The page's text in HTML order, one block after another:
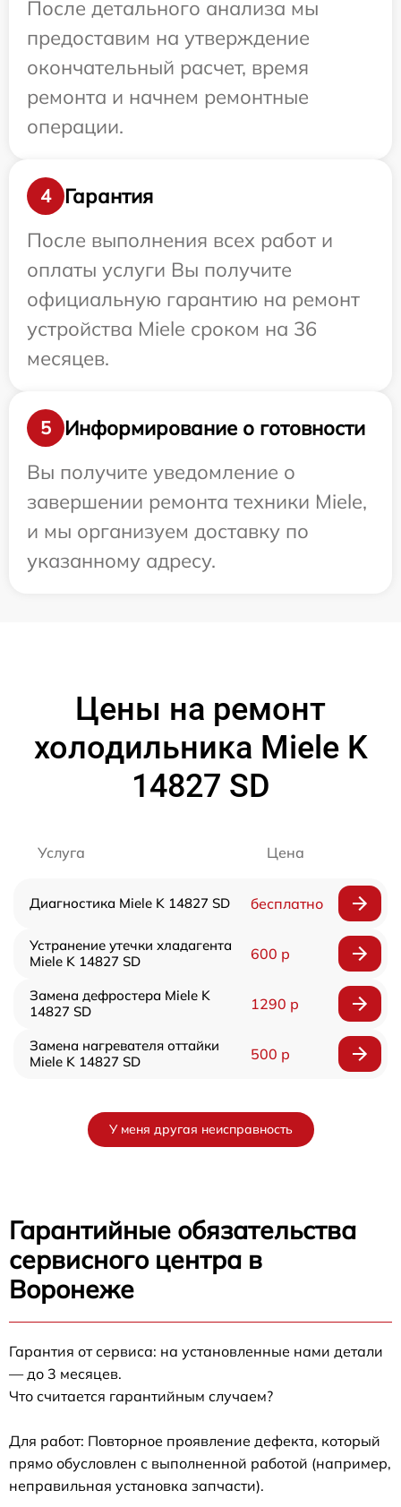
После детального анализа мы
предоставим на утверждение
окончательный расчет, время
ремонта и начнем ремонтные
операции.
4
Гарантия
После выполнения всех работ и
оплаты услуги Вы получите
официальную гарантию на ремонт
устройства Miele сроком на 36
месяцев.
5
Информирование о готовности
Вы получите уведомление о
завершении ремонта техники Miele,
и мы организуем доставку по
указанному адресу.
Цены на ремонт
холодильника Miele K
14827 SD
Услуга Цена
Диагностика Miele K 14827 SD бесплатно
Устранение утечки хладагента
Miele K 14827 SD
600 р
Замена дефростера Miele K
14827 SD
1290 р
Замена нагревателя оттайки
Miele K 14827 SD
500 р
У меня другая неисправность
Гарантийные обязательства
сервисного центра в
Воронеже
Гарантия от сервиса: на установленные нами детали
— до 3 месяцев.
Что считается гарантийным случаем?
Для работ: Повторное проявление дефекта, который
прямо обусловлен с выполненной работой (например,
неправильная установка запчасти).